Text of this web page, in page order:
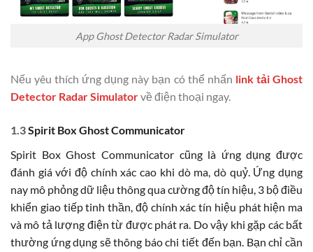
App Ghost Detector Radar Simulator
Nếu yêu thích ứng dụng này bạn có thể nhấn link tải Ghost
Detector Radar Simulatorvề điện thoại ngay.
1.3Spirit Box Ghost Communicator
Spirit Box Ghost Communicator cũng là ứng dụng được
đánh giá với độ chính xác cao khi dò ma, dò quỷ. Ứng dụng
nay mô phỏng dữ liệu thông qua cường độ tín hiệu, 3 bộ điều
khiển giao tiếp tinh thần, độ chính xác tín hiệu phát hiện ma
và mô tả lượng điện từ được phát ra. Do vậy khi gặp các bất
thường ứng dụng sẽ thông báo chi tiết đến bạn. Bạn chỉ cần